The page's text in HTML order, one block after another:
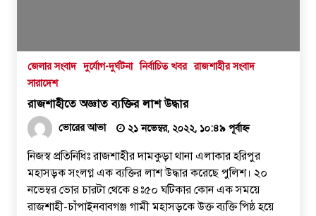
তবে বড় কোনো ‘অব্যবস্থাপনার অপরাধ’?
জেলার সংবাদ দুর্যোগ-দুর্ঘটনা নির্বাচিত খবর রাজশাহীর সংবাদ
সারাদেশ
রাজশাহীতে অজ্ঞাত ব্যক্তির লাশ উদ্ধার
ভোরের আভা ২১ নভেম্বর, ২০২২, ১০:৪৯ পূর্বাহ্ন
নিজস্ব প্রতিনিধিঃ রাজশাহীর দামকুড়া থানা এলাকার হরিপুর
মহাসড়ক সংলগ্ন এক ব্যক্তির লাশ উদ্ধার করেছে পুলিশ। ২০
নভেম্বর ভোর চারটা থেকে ৪ঃ৫০ ঘটিকার কোন এক সময়ে
রাজশাহী-চাঁপাইনবাবগঞ্জ গামী মহাসড়কে উক্ত ব্যক্তি পিষ্ঠ হয়ে